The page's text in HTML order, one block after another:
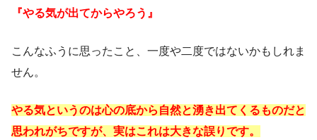
『やる気が出てからやろう』
こんなふうに思ったこと、一度や二度ではないかもしれま
せん。
やる気というのは心の底から自然と湧き出てくるものだと
思われがちですが、実はこれは大きな誤りです。